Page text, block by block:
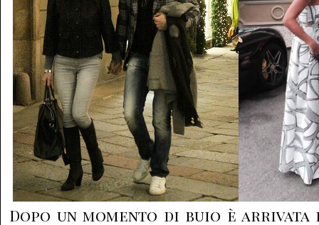
Dopo un momento di buio è